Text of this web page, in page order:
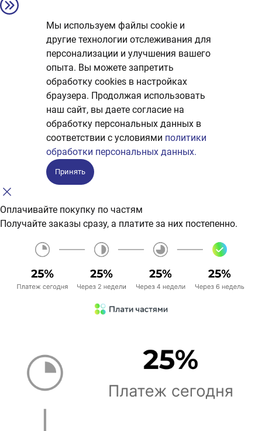
Мы используем файлы cookie и
другие технологии отслеживания для
персонализации и улучшения вашего
опыта. Вы можете запретить
обработку сookies в настройках
браузера. Продолжая использовать
наш сайт, вы даете согласие на
обработку персональных данных в
соответствии с условиями политики
обработки персональных данных.
Принять
Оплачивайте покупку по частям
Получайте заказы сразу, а платите за них постепенно.